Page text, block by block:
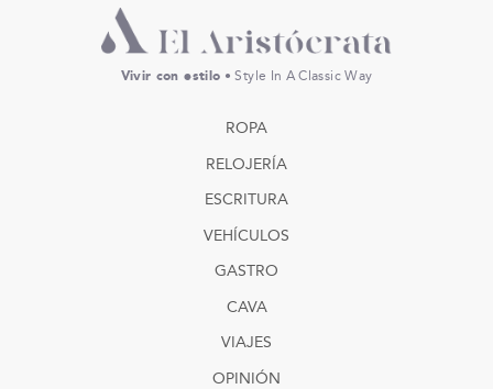
Vivir con estilo • Style In A Classic Way
ROPA
RELOJERÍA
ESCRITURA
VEHÍCULOS
GASTRO
CAVA
VIAJES
OPINIÓN